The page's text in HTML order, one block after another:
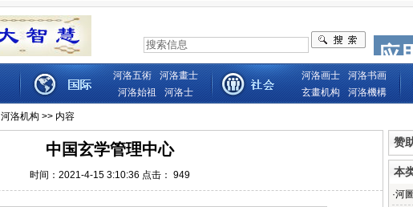
河洛五術
河洛畫士
河洛始祖
河洛士
河洛画士
河洛书画
玄畫机构
河洛機構
河洛机构 >> 内容
中国玄学管理中心
时间：2021-4-15 3:10:36 点击： 949
赞
本
·河